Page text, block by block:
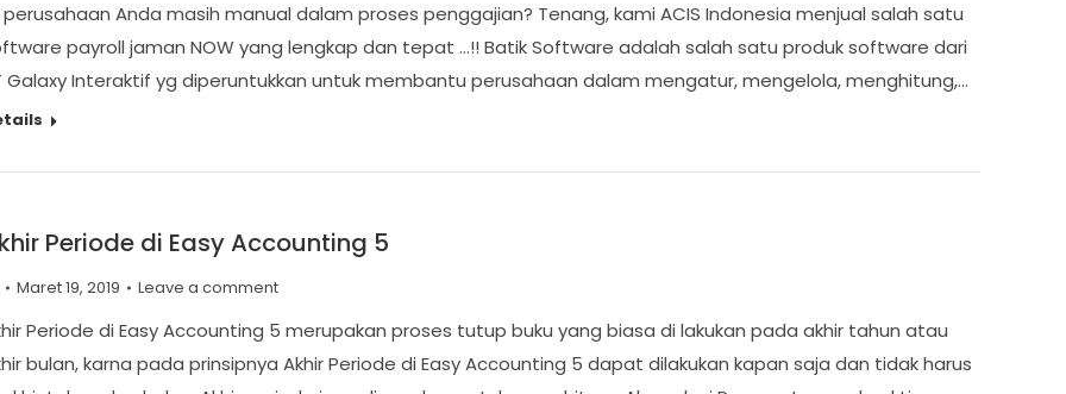
perusahaan Anda masih manual dalam proses penggajian? Tenang, kami ACIS Indonesia menjual salah satu
payroll jaman NOW yang lengkap dan tepat …!! Batik Software adalah salah satu produk software dari
Galaxy Interaktif yg diperuntukkan untuk membantu perusahaan dalam mengatur, mengelola, menghitung,…
Periode di Easy Accounting 5
Maret 19, 2019 Leave a comment
Periode di Easy Accounting 5 merupakan proses tutup buku yang biasa di lakukan pada akhir tahun atau
bulan, karna pada prinsipnya Akhir Periode di Easy Accounting 5 dapat dilakukan kapan saja dan tidak harus